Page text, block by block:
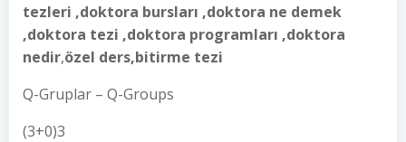
tezleri ,doktora bursları ,doktora ne demek
,doktora tezi ,doktora programları ,doktora
nedir,özel ders,bitirme tezi
Q-Gruplar – Q-Groups
(3+0)3